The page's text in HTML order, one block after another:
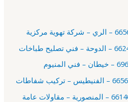
مقاولات عامة الكويت 66140865 – المنصورية – مقاولات عامة